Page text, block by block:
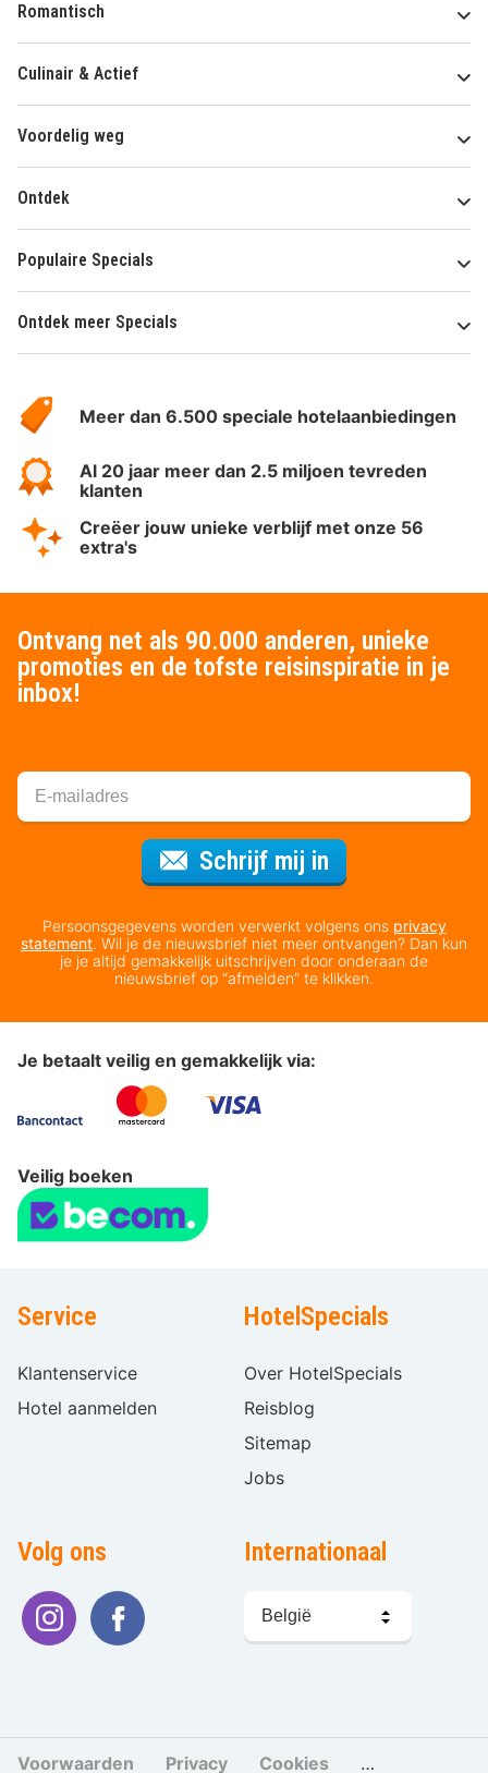
Romantisch
Culinair & Actief
Voordelig weg
Ontdek
Populaire Specials
Ontdek meer Specials
HotelSpecials
Meer dan 6.500 speciale hotelaanbiedingen
Al 20 jaar meer dan 2.5 miljoen tevreden
klanten
Creëer jouw unieke verblijf met onze 56
extra's
Ontvang net als 90.000 anderen, unieke
promoties en de tofste reisinspiratie in je
inbox!
Schrijf mij in
Persoonsgegevens worden verwerkt volgens ons privacy
statement. Wil je de nieuwsbrief niet meer ontvangen? Dan kun
je je altijd gemakkelijk uitschrijven door onderaan de
nieuwsbrief op “afmelden” te klikken.
Je betaalt veilig en gemakkelijk via:
Veilig boeken
Service
Klantenservice
Hotel aanmelden
HotelSpecials
Over HotelSpecials
Reisblog
Sitemap
Jobs
Volg ons Internationaal
kiezen
Voorwaarden Privacy Cookies Cookies